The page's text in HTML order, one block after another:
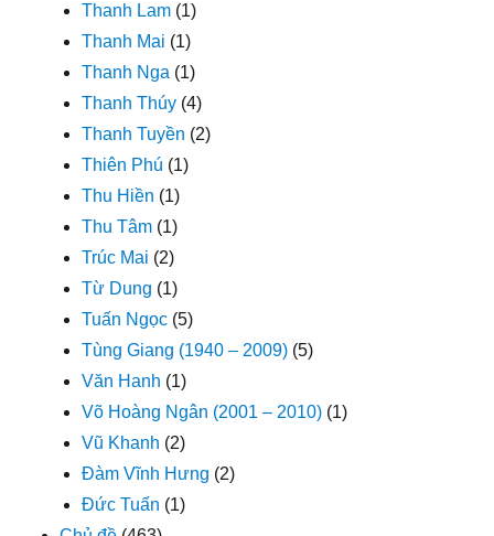
Thanh Lam (1)
Thanh Mai (1)
Thanh Nga (1)
Thanh Thúy (4)
Thanh Tuyền (2)
Thiên Phú (1)
Thu Hiền (1)
Thu Tâm (1)
Trúc Mai (2)
Từ Dung (1)
Tuấn Ngọc (5)
Tùng Giang (1940 – 2009) (5)
Văn Hanh (1)
Võ Hoàng Ngân (2001 – 2010) (1)
Vũ Khanh (2)
Đàm Vĩnh Hưng (2)
Đức Tuấn (1)